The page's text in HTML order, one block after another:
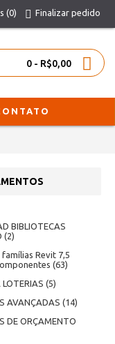
(0) Finalizar pedido
0 - R$0,00
BIBLIOTECAS
(2)
Revit 7,5
(63)
(5)
AVANÇADAS (14)
DE ORÇAMENTO